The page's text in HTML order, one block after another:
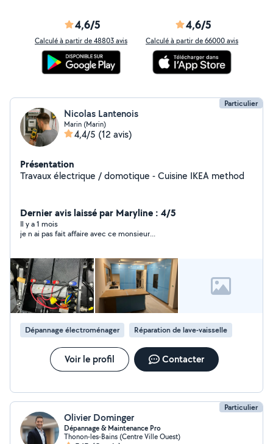
4,6/5
Calculé à partir de 48803 avis
4,6/5
Calculé à partir de 66000 avis
Particulier
Nicolas Lantenois
Marin (Marin)
4,4/5 (12 avis)
Présentation
Travaux électrique / domotique - Cuisine IKEA method
Dernier avis laissé par Maryline : 4/5
Il y a 1 mois
je n ai pas fait affaire avec ce monsieur...
Dépannage électroménager Réparation de lave-vaisselle
Voir le profil Contacter
Particulier
Olivier Dominger
Dépannage & Maintenance Pro
Thonon-les-Bains (Centre Ville Ouest)